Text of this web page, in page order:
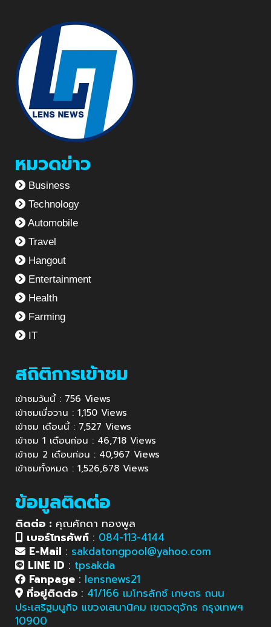
หมวดข่าว
Business
Technology
Automobile
Travel
Hangout
Entertainment
Health
Farming
IT
สถิติการเข้าชม
เข้าชมวันนี้ : 756 Views
เข้าชมเมื่อวาน : 1,150 Views
เข้าชม เดือนนี้ : 7,527 Views
เข้าชม 1 เดือนก่อน : 46,718 Views
เข้าชม 2 เดือนก่อน : 40,967 Views
เข้าชมทั้งหมด : 1,526,678 Views
ข้อมูลติดต่อ
ติดต่อ : คุณศักดา ทองพูล
เบอร์โทรศัพท์ : 084-113-4144
E-Mail : sakdatongpool@yahoo.com
LINE ID : tpsakda
Fanpage : lensnews21
ที่อยู่ติดต่อ : 41/166 เมโทรลักซ์ เกษตร ถนน
ประเสริฐมนูกิจ แขวงเสนานิคม เขตจตุจักร กรุงเทพฯ
10900